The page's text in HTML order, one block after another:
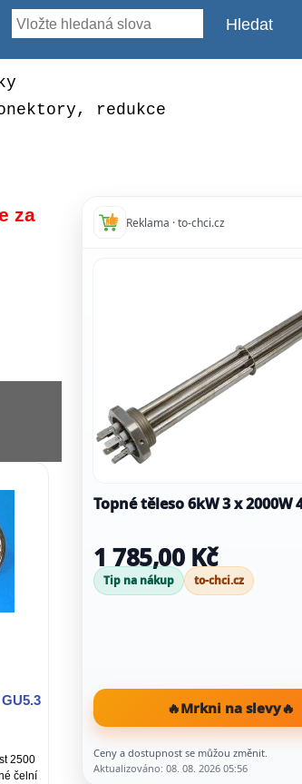
redukce
za
2500
čelní
Reklama · to-chci.cz
Topné těleso 6kW 3 x 2000W
1 785,00 Kč
Tip na nákup to-chci.cz
🔥Mrkni na slevy🔥
Ceny a dostupnost se můžou změnit.
Aktualizováno: 08. 08. 2026 05:56